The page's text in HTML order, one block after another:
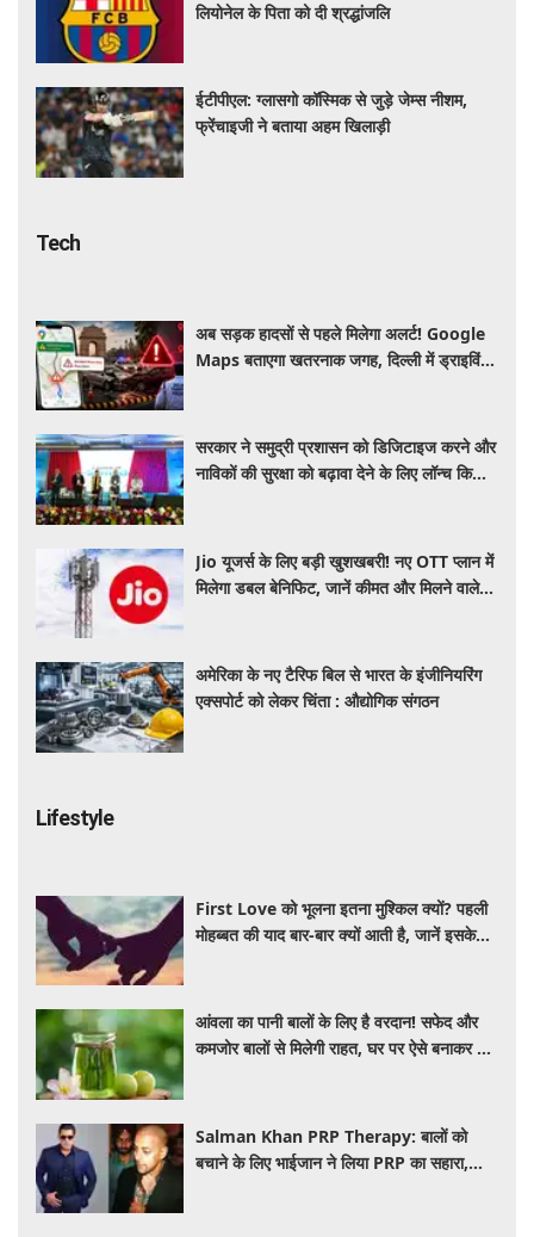
लियोनेल के पिता को दी श्रद्धांजलि
ईटीपीएल: ग्लासगो कॉस्मिक से जुड़े जेम्स नीशम,
फ्रेंचाइजी ने बताया अहम खिलाड़ी
Tech
अब सड़क हादसों से पहले मिलेगा अलर्ट! Google
Maps बताएगा खतरनाक जगह, दिल्ली में ड्राइविंग
सरकार ने समुद्री प्रशासन को डिजिटाइज करने और
नाविकों की सुरक्षा को बढ़ावा देने के लिए लॉन्च किया
Jio यूजर्स के लिए बड़ी खुशखबरी! नए OTT प्लान में
मिलेगा डबल बेनिफिट, जानें कीमत और मिलने वाले
अमेरिका के नए टैरिफ बिल से भारत के इंजीनियरिंग
एक्सपोर्ट को लेकर चिंता : औद्योगिक संगठन
Lifestyle
First Love को भूलना इतना मुश्किल क्यों? पहली
मोहब्बत की याद बार-बार क्यों आती है, जानें इसके
आंवला का पानी बालों के लिए है वरदान! सफेद और
कमजोर बालों से मिलेगी राहत, घर पर ऐसे बनाकर करें
Salman Khan PRP Therapy: बालों को
बचाने के लिए भाईजान ने लिया PRP का सहारा,